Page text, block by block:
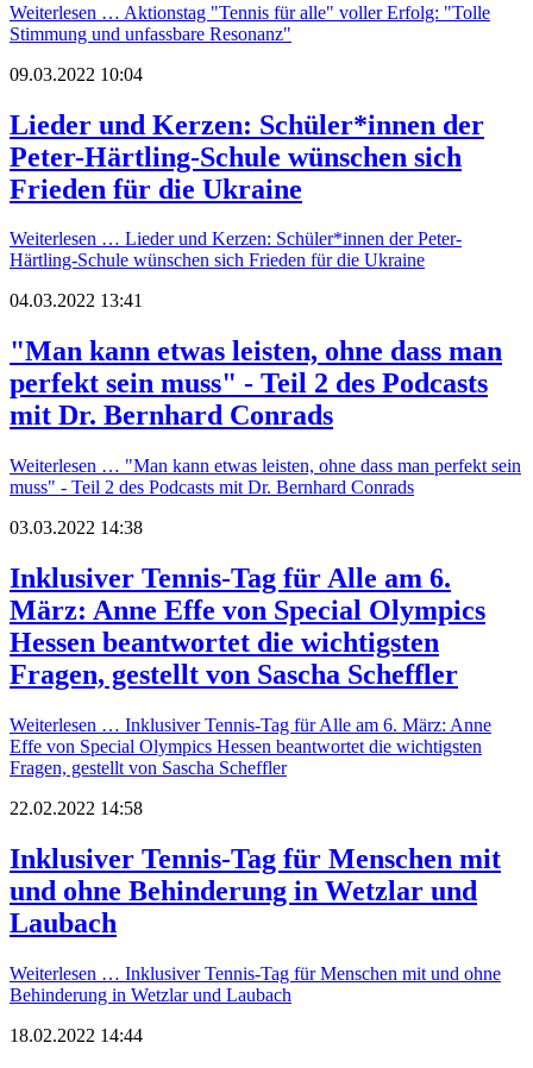
Weiterlesen … Aktionstag "Tennis für alle" voller Erfolg: "Tolle
Stimmung und unfassbare Resonanz"
09.03.2022 10:04
Lieder und Kerzen: Schüler*innen der
Peter-Härtling-Schule wünschen sich
Frieden für die Ukraine
Weiterlesen … Lieder und Kerzen: Schüler*innen der Peter-
Härtling-Schule wünschen sich Frieden für die Ukraine
04.03.2022 13:41
"Man kann etwas leisten, ohne dass man
perfekt sein muss" - Teil 2 des Podcasts
mit Dr. Bernhard Conrads
Weiterlesen … "Man kann etwas leisten, ohne dass man perfekt sein
muss" - Teil 2 des Podcasts mit Dr. Bernhard Conrads
03.03.2022 14:38
Inklusiver Tennis-Tag für Alle am 6.
März: Anne Effe von Special Olympics
Hessen beantwortet die wichtigsten
Fragen, gestellt von Sascha Scheffler
Weiterlesen … Inklusiver Tennis-Tag für Alle am 6. März: Anne
Effe von Special Olympics Hessen beantwortet die wichtigsten
Fragen, gestellt von Sascha Scheffler
22.02.2022 14:58
Inklusiver Tennis-Tag für Menschen mit
und ohne Behinderung in Wetzlar und
Laubach
Weiterlesen … Inklusiver Tennis-Tag für Menschen mit und ohne
Behinderung in Wetzlar und Laubach
18.02.2022 14:44